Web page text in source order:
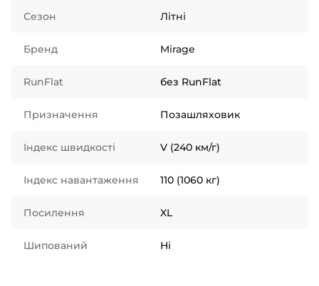
Сезон Літні
Бренд Mirage
RunFlat без RunFlat
Призначення Позашляховик
Індекс швидкості V (240 км/г)
Індекс навантаження 110 (1060 кг)
Посилення XL
Шипований Ні